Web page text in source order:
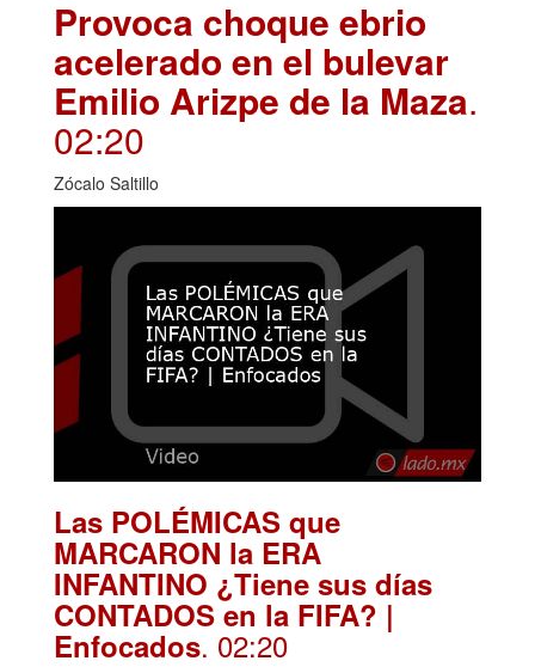
Provoca choque ebrio
acelerado en el bulevar
Emilio Arizpe de la Maza.
02:20
Zócalo Saltillo
Las POLÉMICAS que
MARCARON la ERA
INFANTINO ¿Tiene sus días
CONTADOS en la FIFA? |
Enfocados. 02:20